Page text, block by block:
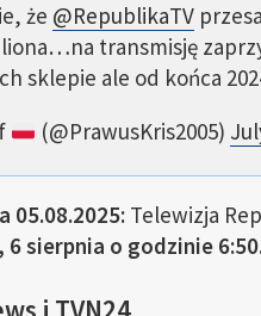
że @RepublikaTV
transmisję
sklepie ale od końca
(@PrawusKris2005)
05.08.2025: Telewizja
6 sierpnia o godzinie